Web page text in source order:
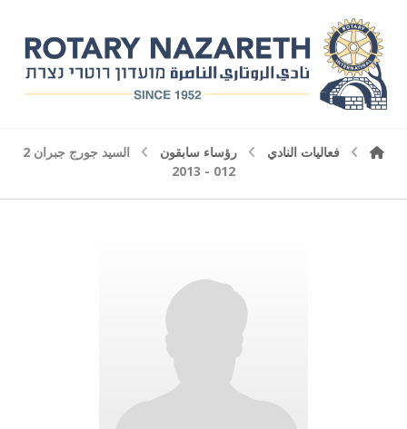
فعاليات النادي رؤساء سابقون
السيد جورج جبران 2
012 - 2013